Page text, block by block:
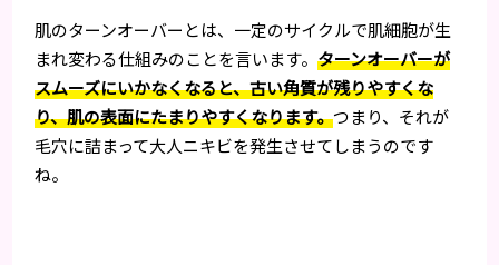
肌のターンオーバーとは、一定のサイクルで肌細胞が生
まれ変わる仕組みのことを言います。ターンオーバーが
スムーズにいかなくなると、古い角質が残りやすくな
り、肌の表面にたまりやすくなります。つまり、それが
毛穴に詰まって大人ニキビを発生させてしまうのです
ね。